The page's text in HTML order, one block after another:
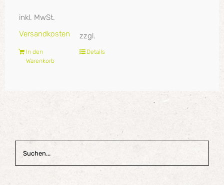
inkl. MwSt.
zzgl.
Versandkosten
In den
Warenkorb
Details